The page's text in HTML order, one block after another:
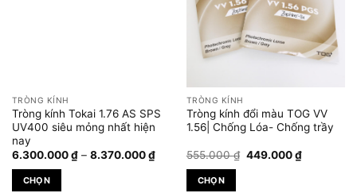
chọn
trên
trang
sản
phẩm
Các
tùy
chọn
được
chọn
trên
sản
phẩm
TRÒNG KÍNH
Tròng kính Tokai 1.76 AS SPS
UV400 siêu mỏng nhất hiện
nay
6.300.000₫ – 8.370.000₫Khoảng
giá:
6.300.000 ₫
CHỌN
TRÒNG KÍNH
Tròng kính đổi màu TOG VV
1.56| Chống Lóa- Chống trầy
555.000₫ Giá
449.000₫Giá
hiện
CHỌN